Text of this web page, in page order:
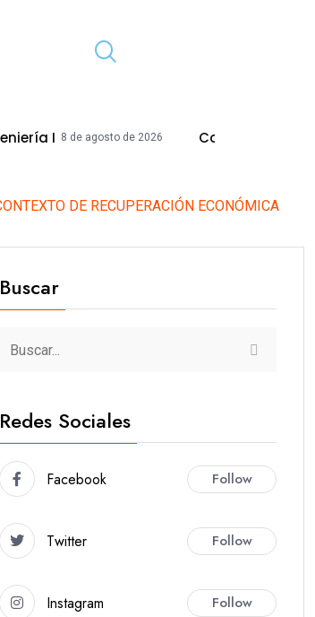
agosto de 2026 Concejo Modifica Acuerdo
DE RECUPERACIÓN ECONÓMICA
Buscar
Redes Sociales
Facebook Follow
Twitter Follow
Instagram Follow